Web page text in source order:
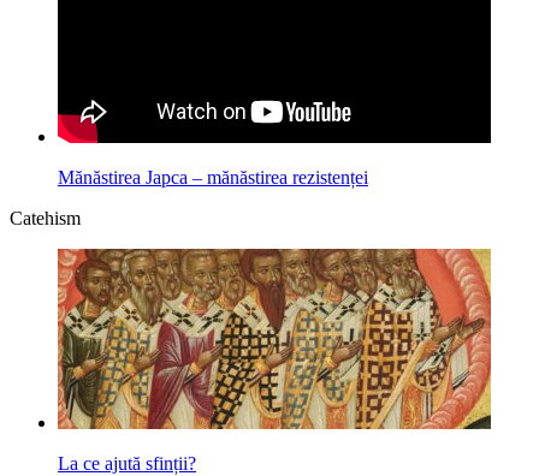
Mănăstirea Japca – mănăstirea rezistenței
Catehism
La ce ajută sfinții?